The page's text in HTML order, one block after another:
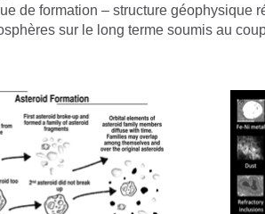
de formation – structure géophysique
sur le long terme soumis au